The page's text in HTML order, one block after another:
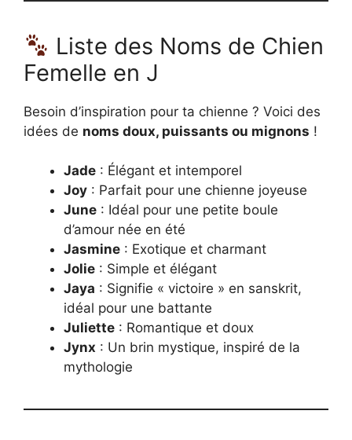
Liste des Noms de Chien
Femelle en J
Besoin d’inspiration pour ta chienne ? Voici des
idées de noms doux, puissants ou mignons !
Jade : Élégant et intemporel
Joy : Parfait pour une chienne joyeuse
June : Idéal pour une petite boule
d’amour née en été
Jasmine : Exotique et charmant
Jolie : Simple et élégant
Jaya : Signifie « victoire » en sanskrit,
idéal pour une battante
Juliette : Romantique et doux
Jynx : Un brin mystique, inspiré de la
mythologie